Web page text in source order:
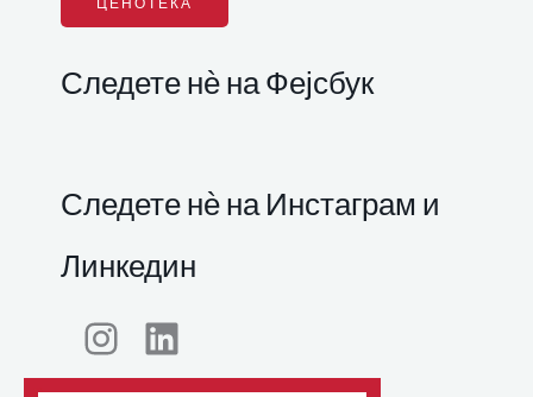
Следете нѐ на Фејсбук
Следете нѐ на Инстаграм и
Линкедин